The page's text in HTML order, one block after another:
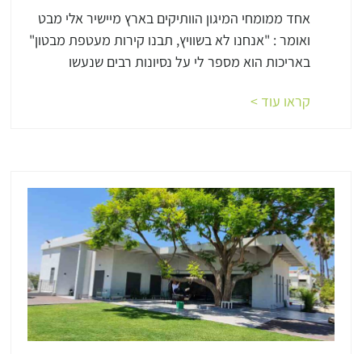
אחד ממומחי המיגון הוותיקים בארץ מיישיר אלי מבט
ואומר : "אנחנו לא בשוויץ, תבנו קירות מעטפת מבטון"
באריכות הוא מספר לי על נסיונות רבים שנעשו
קראו עוד >